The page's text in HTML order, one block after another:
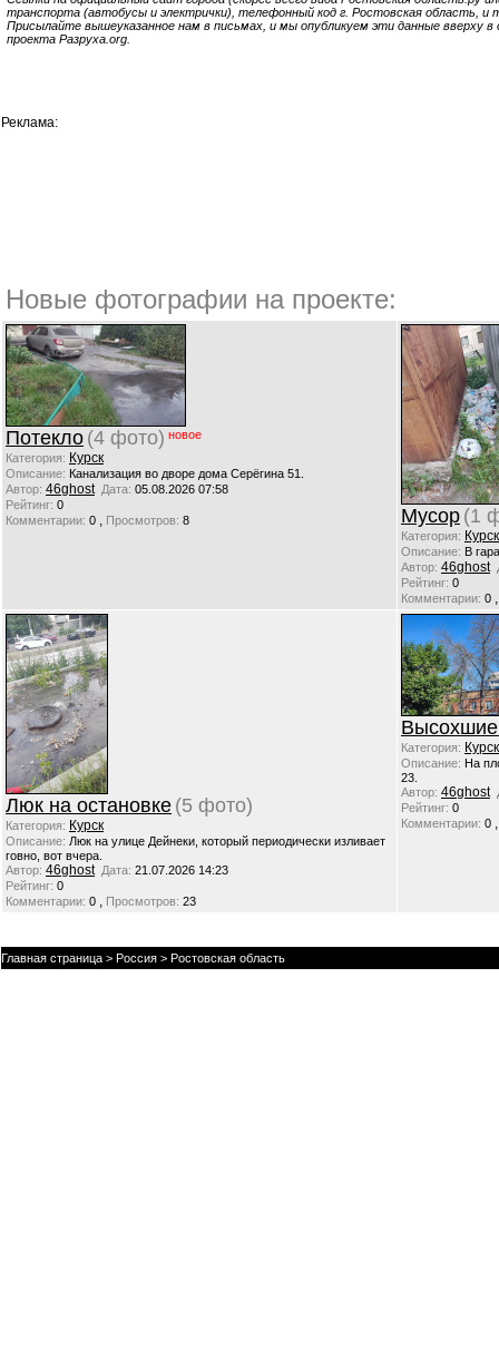
транспорта (автобусы и электрички), телефонный код г. Ростовская область, и
Присылайте вышеуказанное нам в письмах, и мы опубликуем эти данные вверху в
проекта Разруха.org.
Реклама:
Новые фотографии на проекте:
Потекло (4 фото) новое
Категория: Курск
Описание: Канализация во дворе дома Серёгина 51.
Автор: 46ghost Дата: 05.08.2026 07:58
Рейтинг: 0
Комментарии: 0 , Просмотров: 8 Мусор (1
Категория: Курск
Описание: В
Автор: 46ghost
Рейтинг: 0
Комментарии: 0 ,
Люк на остановке (5 фото)
Категория: Курск
Описание: Люк на улице Дейнеки, который периодически изливает
говно, вот вчера.
Автор: 46ghost Дата: 21.07.2026 14:23
Рейтинг: 0
Комментарии: 0 , Просмотров: 23
Категория: Курск
Описание: На
23.
Автор: 46ghost
Рейтинг: 0
Комментарии: 0 ,
Главная страница > Россия > Ростовская область